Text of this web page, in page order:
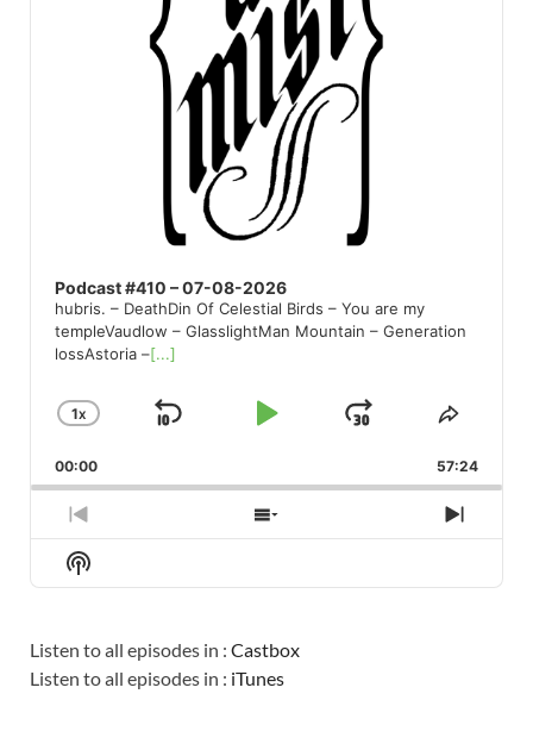
Podcast #410 – 07-08-2026
hubris. – DeathDin Of Celestial Birds – You are my
templeVaudlow – GlasslightMan Mountain – Generation
lossAstoria –[...]
CHANGE
RATE
1X
SKIP
PLAYJUMP
FORWARD
SHARE
00:00 57:24
PREVIOUS
EPISODE
SHOW
EPISODES
NEXT
Show
Podcast
Listen to all episodes in : Castbox
Listen to all episodes in : iTunes